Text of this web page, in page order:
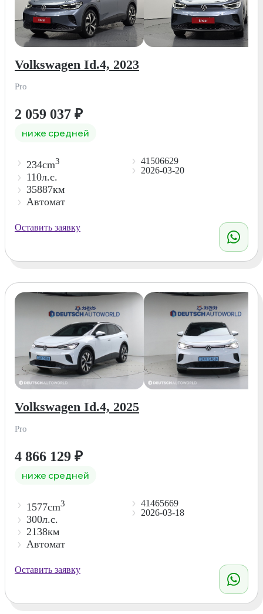
Volkswagen Id.4, 2023
Pro
2 059 037 ₽
ниже средней
234cm3
110л.с.
35887км
Автомат
41506629
2026-03-20
Оставить заявку
Volkswagen Id.4, 2025
Pro
4 866 129 ₽
ниже средней
1577cm3
300л.с.
2138км
Автомат
41465669
2026-03-18
Оставить заявку